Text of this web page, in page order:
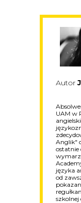
Autor
UAM w
Anglik"
ostatnie
języka
od
szkolnej